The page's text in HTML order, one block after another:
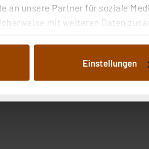
an unsere Partner für soziale
mit weiteren Daten
dargestellten bzw. die von
Auflistung der einzelnen
Einstellungen